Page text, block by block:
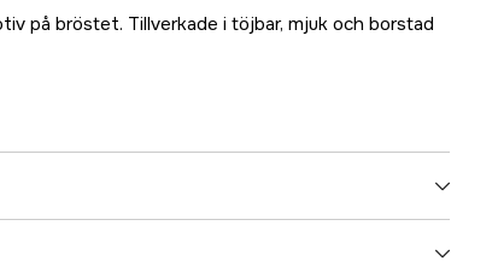
Slutsåld
på bröstet. Tillverkade i töjbar, mjuk och borstad